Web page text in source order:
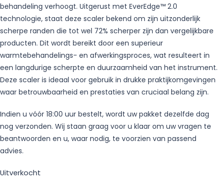
behandeling verhoogt. Uitgerust met EverEdge™ 2.0
technologie, staat deze scaler bekend om zijn uitzonderlijk
scherpe randen die tot wel 72% scherper zijn dan vergelijkbare
producten. Dit wordt bereikt door een superieur
warmtebehandelings- en afwerkingsproces, wat resulteert in
een langdurige scherpte en duurzaamheid van het instrument.
Deze scaler is ideaal voor gebruik in drukke praktijkomgevingen
waar betrouwbaarheid en prestaties van cruciaal belang zijn.
Indien u vóór 18:00 uur bestelt, wordt uw pakket dezelfde dag
nog verzonden. Wij staan graag voor u klaar om uw vragen te
beantwoorden en u, waar nodig, te voorzien van passend
advies.
Uitverkocht